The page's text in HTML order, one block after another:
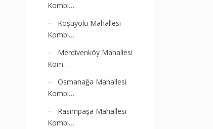
Kombi…
Koşuyolu Mahallesi
Kombi…
Merdivenköy Mahallesi
Kom…
Osmanağa Mahallesi
Kombi…
Rasimpaşa Mahallesi
Kombi…